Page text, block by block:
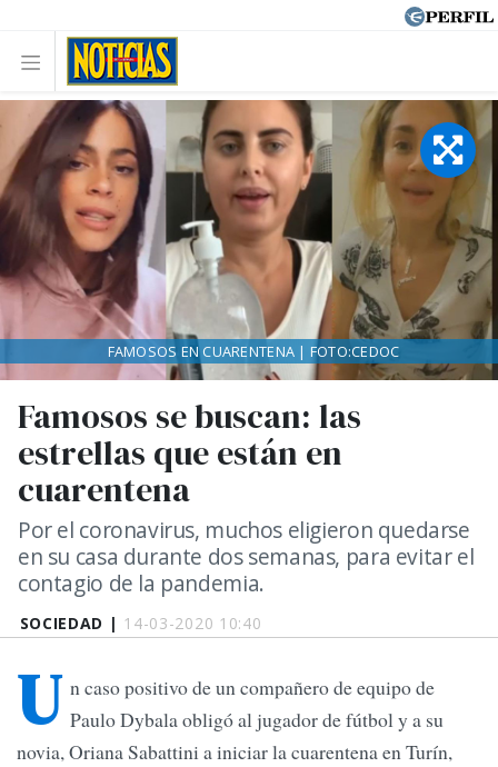
SOCIEDAD | 14-03-2020 10:40
Famosos se buscan: las
estrellas que están en
cuarentena
Por el coronavirus, muchos eligieron quedarse
en su casa durante dos semanas, para evitar el
contagio de la pandemia.
FAMOSOS EN CUARENTENA | FOTO:CEDOC
U n caso positivo de un compañero de equipo de
Paulo Dybala obligó al jugador de fútbol y a su
novia, Oriana Sabattini a iniciar la cuarentena en Turín,